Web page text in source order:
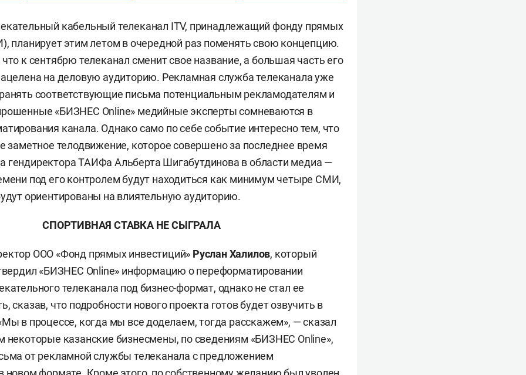
кабельный телеканал ITV, принадлежащий фонду прямых
планирует этим летом в очередной раз поменять свою концепцию.
к сентябрю телеканал сменит свое название, а большая часть его
на деловую аудиторию. Рекламная служба телеканала уже
соответствующие письма потенциальным рекламодателям и
«БИЗНЕС Online» медийные эксперты сомневаются в
канала. Однако само по себе событие интересно тем, что
заметное телодвижение, которое совершено за последнее время
гендиректора ТАИФа Альберта Шигабутдинова в области медиа —
под его контролем будут находиться как минимум четыре СМИ,
ориентированы на влиятельную аудиторию.
СПОРТИВНАЯ СТАВКА НЕ СЫГРАЛА
ООО «Фонд прямых инвестиций» Руслан Халилов, который
«БИЗНЕС Online» информацию о переформатировании
телеканала под бизнес-формат, однако не стал ее
сказав, что подробности нового проекта готов будет озвучить в
в процессе, когда мы все доделаем, тогда расскажем», — сказал
некоторые казанские бизнесмены, по сведениям «БИЗНЕС Online»,
от рекламной службы телеканала с предложением